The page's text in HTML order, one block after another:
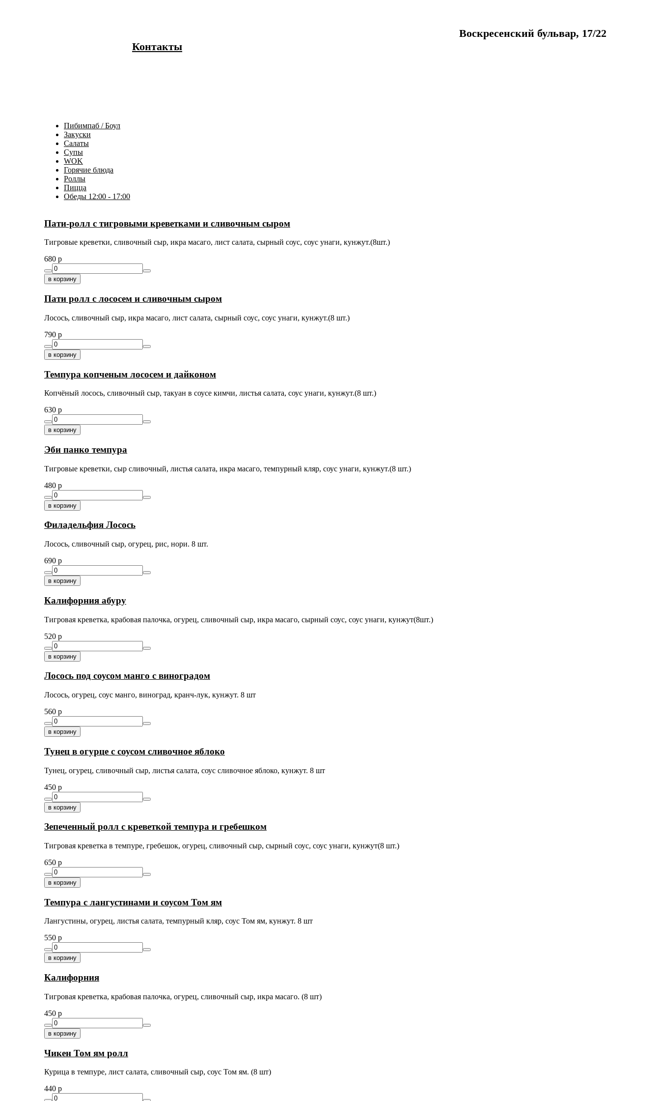
Контакты
Воскресенский бульвар, 17/22
Пибимпаб / Боул
Закуски
Салаты
Супы
WOK
Горячие блюда
Роллы
Пицца
Обеды 12:00 - 17:00
Пати-ролл с тигровыми креветками и сливочным сыром
Тигровые креветки, сливочный сыр, икра масаго, лист салата, сырный соус, соус унаги, кунжут.(8шт.)
680 p
в корзину
Пати ролл с лососем и сливочным сыром
Лосось, сливочный сыр, икра масаго, лист салата, сырный соус, соус унаги, кунжут.(8 шт.)
790 p
в корзину
Темпура копченым лососем и дайконом
Копчёный лосось, сливочный сыр, такуан в соусе кимчи, листья салата, соус унаги, кунжут.(8 шт.)
630 p
в корзину
Эби панко темпура
Тигровые креветки, сыр сливочный, листья салата, икра масаго, темпурный кляр, соус унаги, кунжут.(8 шт.)
480 p
в корзину
Филадельфия Лосось
Лосось, сливочный сыр, огурец, рис, нори. 8 шт.
690 p
в корзину
Калифорния абуру
Тигровая креветка, крабовая палочка, огурец, сливочный сыр, икра масаго, сырный соус, соус унаги, кунжут(8шт.)
520 p
в корзину
Лосось под соусом манго с виноградом
Лосось, огурец, соус манго, виноград, кранч-лук, кунжут. 8 шт
560 p
в корзину
Тунец в огурце с соусом сливочное яблоко
Тунец, огурец, сливочный сыр, листья салата, соус сливочное яблоко, кунжут. 8 шт
450 p
в корзину
Зепеченный ролл с креветкой темпура и гребешком
Тигровая креветка в темпуре, гребешок, огурец, сливочный сыр, сырный соус, соус унаги, кунжут(8 шт.)
650 p
в корзину
Темпура с лангустинами и соусом Том ям
Лангустины, огурец, листья салата, темпурный кляр, соус Том ям, кунжут. 8 шт
550 p
в корзину
Калифорния
Тигровая креветка, крабовая палочка, огурец, сливочный сыр, икра масаго. (8 шт)
450 p
в корзину
Чикен Том ям ролл
Курица в темпуре, лист салата, сливочный сыр, соус Том ям. (8 шт)
440 p